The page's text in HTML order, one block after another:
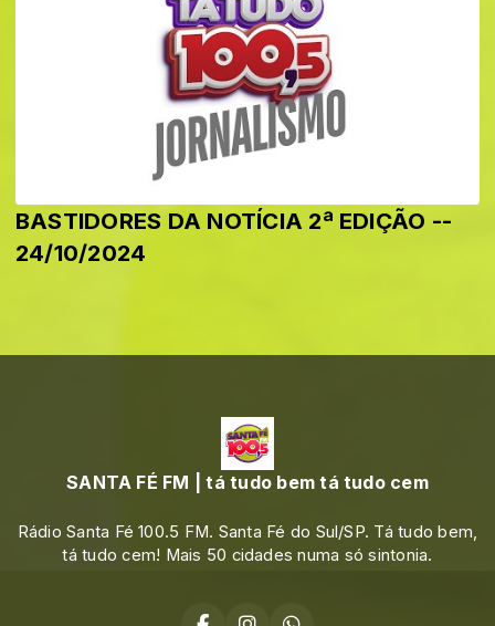
BASTIDORES DA NOTÍCIA 2ª EDIÇÃO --
24/10/2024
SANTA FÉ FM | tá tudo bem tá tudo cem
Rádio Santa Fé 100.5 FM. Santa Fé do Sul/SP. Tá tudo bem,
tá tudo cem! Mais 50 cidades numa só sintonia.